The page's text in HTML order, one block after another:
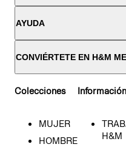
AYUDA
CONVIÉRTETE EN H&M
Colecciones
MUJER
HOMBRE
H&M